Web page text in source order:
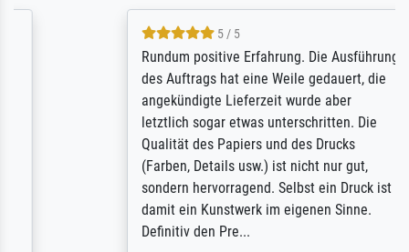
5 / 5
Rundum positive Erfahrung. Die Ausführung
des Auftrags hat eine Weile gedauert, die
angekündigte Lieferzeit wurde aber
letztlich sogar etwas unterschritten. Die
Qualität des Papiers und des Drucks
(Farben, Details usw.) ist nicht nur gut,
sondern hervorragend. Selbst ein Druck ist
damit ein Kunstwerk im eigenen Sinne.
Definitiv den Pre...